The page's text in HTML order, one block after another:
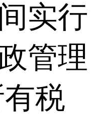
实行
管理
税